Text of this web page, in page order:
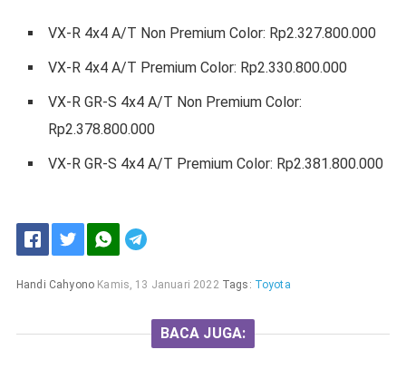
VX-R 4x4 A/T Non Premium Color: Rp2.327.800.000
VX-R 4x4 A/T Premium Color: Rp2.330.800.000
VX-R GR-S 4x4 A/T Non Premium Color:
Rp2.378.800.000
VX-R GR-S 4x4 A/T Premium Color: Rp2.381.800.000
Handi Cahyono Kamis, 13 Januari 2022 Tags: Toyota
BACA JUGA: